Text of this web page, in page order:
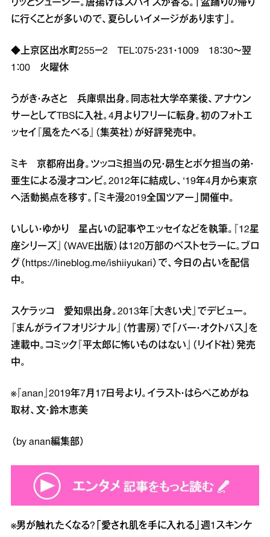
リッとジューシー。唐揚げはスパイスが香る。「盆踊りの帰り
に行くことが多いので、夏らしいイメージがあります」。
◆上京区出水町255－2 TEL：075・231・1009 18：30～翌
1：00 火曜休
うがき・みさと 兵庫県出身。同志社大学卒業後、アナウン
サーとしてTBSに入社。4月よりフリーに転身。初のフォトエ
ッセイ『風をたべる』（集英社）が好評発売中。
ミキ 京都府出身。ツッコミ担当の兄・昴生とボケ担当の弟・
亜生による漫才コンビ。2012年に結成し、‘19年4月から東京
へ活動拠点を移す。「ミキ漫2019全国ツアー」開催中。
いしい・ゆかり 星占いの記事やエッセイなどを執筆。『12星
座シリーズ』（WAVE出版）は120万部のベストセラーに。ブロ
グ（ https://lineblog.me/ishiiyukari ）で、今日の占いを配信
中。
スケラッコ 愛知県出身。2013年『大きい犬』でデビュー。
『まんがライフオリジナル』（竹書房）で「バー・オクトパス」を
連載中。コミック『平太郎に怖いものはない』（リイド社）発売
中。
※『anan』2019年7月17日号より。イラスト・はらぺこめがね
取材、文・鈴木恵美
（by anan編集部）
※男が触れたくなる?「愛され肌を手に入れる」週1スキンケ